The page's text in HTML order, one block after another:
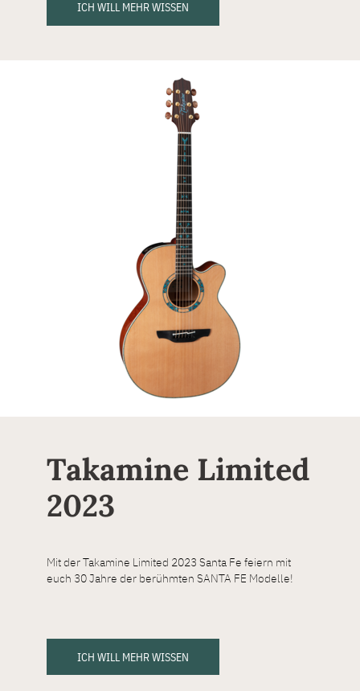
ICH WILL MEHR WISSEN
Takamine Limited
2023
Mit der Takamine Limited 2023 Santa Fe feiern mit
euch 30 Jahre der berühmten SANTA FE Modelle!
ICH WILL MEHR WISSEN